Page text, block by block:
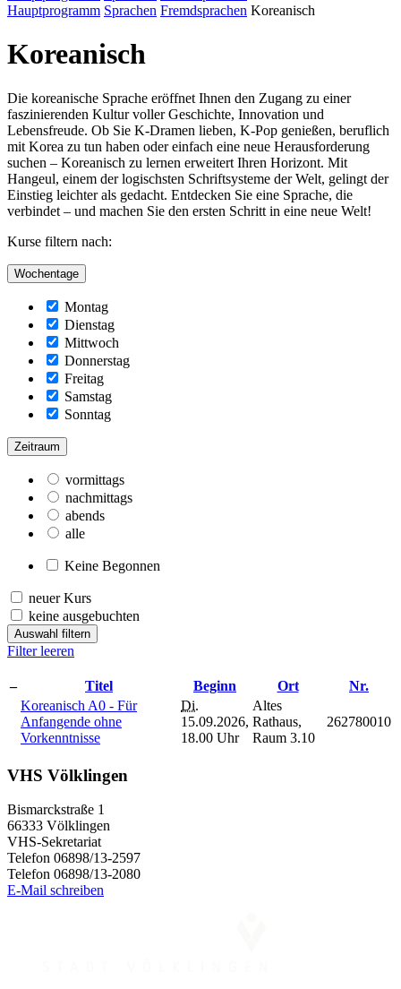
Hauptprogramm Sprachen Fremdsprachen Koreanisch
Koreanisch
Die koreanische Sprache eröffnet Ihnen den Zugang zu einer
faszinierenden Kultur voller Geschichte, Innovation und
Lebensfreude. Ob Sie K-Dramen lieben, K-Pop genießen, beruflich
mit Korea zu tun haben oder einfach eine neue Herausforderung
suchen – Koreanisch zu lernen erweitert Ihren Horizont. Mit
Hangeul, einem der logischsten Schriftsysteme der Welt, gelingt der
Einstieg leichter als gedacht. Entdecken Sie eine Sprache, die
verbindet – und machen Sie den ersten Schritt in eine neue Welt!
Kurse filtern nach:
Wochentage
Montag
Dienstag
Mittwoch
Donnerstag
Freitag
Samstag
Sonntag
Zeitraum
vormittags
nachmittags
abends
alle
Keine Begonnen
neuer Kurs
keine ausgebuchten
Auswahl filtern
Filter leeren
– Titel Beginn Ort
Nr.
Koreanisch A0 - Für
Anfangende ohne
Vorkenntnisse
Di.
15.09.2026,
18.00 Uhr
Altes
Rathaus,
Raum 3.10
262780010
VHS Völklingen
Bismarckstraße 1
66333 Völklingen
VHS-Sekretariat
Telefon 06898/13-2597
Telefon 06898/13-2080
E-Mail schreiben